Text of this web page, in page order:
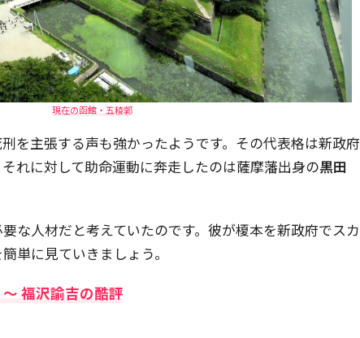
現在の函館・五稜郭
を主張する声も強かったようです。その代表格は新政府
れに対して助命運動に奔走したのは薩摩藩出身の黒田
な人材だと考えていたのです。彼が榎本を新政府でスカ
単に見ていきましょう。
福沢諭吉の酷評